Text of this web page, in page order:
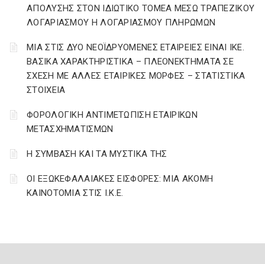
ΑΠΟΛΥΣΗΣ ΣΤΟΝ ΙΔΙΩΤΙΚΟ ΤΟΜΕΑ ΜΕΣΩ ΤΡΑΠΕΖΙΚΟΥ
ΛΟΓΑΡΙΑΣΜΟΥ Η ΛΟΓΑΡΙΑΣΜΟΥ ΠΛΗΡΩΜΩΝ
ΜΙΑ ΣΤΙΣ ΔΥΟ ΝΕΟΪΔΡΥΟΜΕΝΕΣ ΕΤΑΙΡΕΙΕΣ ΕΙΝΑΙ ΙΚΕ.
ΒΑΣΙΚΑ ΧΑΡΑΚΤΗΡΙΣΤΙΚΑ – ΠΛΕΟΝΕΚΤΗΜΑΤΑ ΣΕ
ΣΧΕΣΗ ΜΕ ΑΛΛΕΣ ΕΤΑΙΡΙΚΕΣ ΜΟΡΦΕΣ – ΣΤΑΤΙΣΤΙΚΑ
ΣΤΟΙΧΕΙΑ
ΦΟΡΟΛΟΓΙΚΗ ΑΝΤΙΜΕΤΩΠΙΣΗ ΕΤΑΙΡΙΚΩΝ
ΜΕΤΑΣΧΗΜΑΤΙΣΜΩΝ
Η ΣΥΜΒΑΣΗ ΚΑΙ ΤΑ ΜΥΣΤΙΚΑ ΤΗΣ
ΟΙ ΕΞΩΚΕΦΑΛΑΙΑΚΕΣ ΕΙΣΦΟΡΕΣ: ΜΙΑ ΑΚΟΜΗ
ΚΑΙΝΟΤΟΜΙΑ ΣΤΙΣ Ι.Κ.Ε.